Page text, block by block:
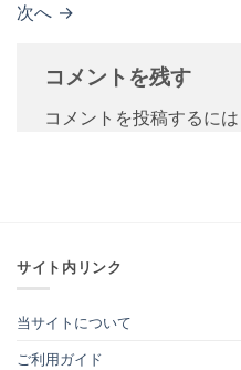
次へ →
コメントを残す
コメントを投稿するには
サイト内リンク
当サイトについて
ご利用ガイド